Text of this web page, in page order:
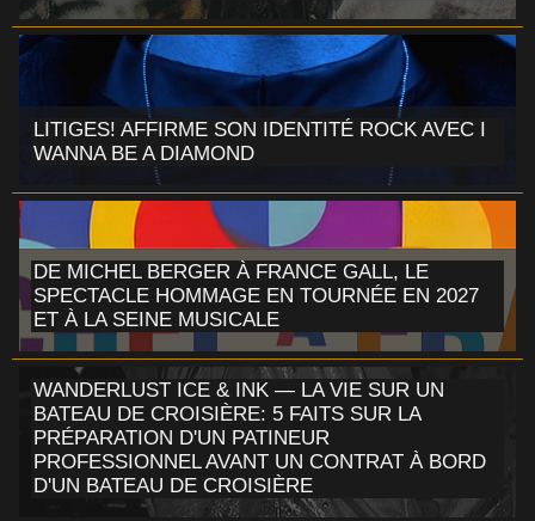
LITIGES! AFFIRME SON IDENTITÉ ROCK AVEC I
WANNA BE A DIAMOND
DE MICHEL BERGER À FRANCE GALL, LE
SPECTACLE HOMMAGE EN TOURNÉE EN 2027
ET À LA SEINE MUSICALE
WANDERLUST ICE & INK — LA VIE SUR UN
BATEAU DE CROISIÈRE: 5 FAITS SUR LA
PRÉPARATION D'UN PATINEUR
PROFESSIONNEL AVANT UN CONTRAT À BORD
D'UN BATEAU DE CROISIÈRE